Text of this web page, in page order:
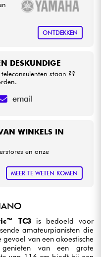
ONTDEKKEN
WINKELS IN
en onze
MEER TE WETEN KOMEN
DESKUNDIGE
staan ??
email
TC3 is bedoeld voor
amateurpianisten die
van een akoestische
van een grote